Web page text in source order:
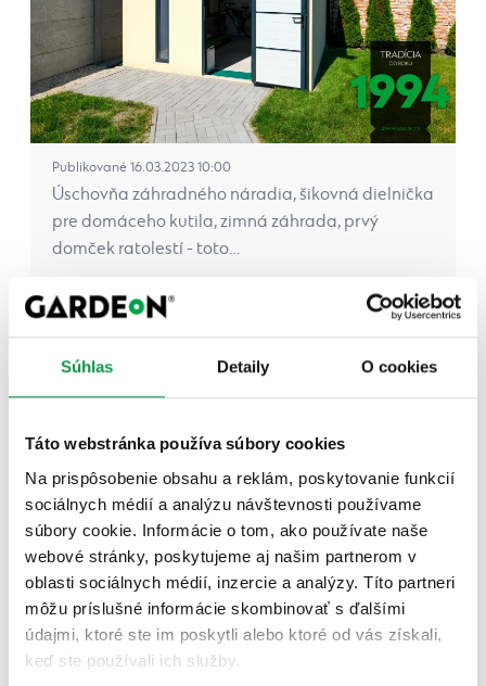
Súhlas Detaily O cookies
Táto webstránka používa súbory cookies
Na prispôsobenie obsahu a reklám, poskytovanie funkcií
sociálnych médií a analýzu návštevnosti používame
súbory cookie. Informácie o tom, ako používate naše
webové stránky, poskytujeme aj našim partnerom v
oblasti sociálnych médií, inzercie a analýzy. Títo partneri
môžu príslušné informácie skombinovať s ďalšími
údajmi, ktoré ste im poskytli alebo ktoré od vás získali,
keď ste používali ich služby.
Publikované 16.03.2023 10:00
Úschovňa záhradného náradia, šikovná dielnička
pre domáceho kutila, zimná záhrada, prvý
domček ratolestí - toto…
Celý článok
Dvojgaráž v Topoľčanoch
Publikované 15.12.2022 10:00
Na auto i autá, motorku, kosačku, náradie,